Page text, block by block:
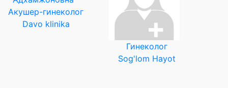
Акушер-гинеколог
Davo klinika
Гинеколог
Sog'lom Hayot